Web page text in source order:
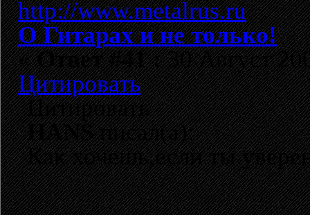
О Гитарах и не только!
«Ответ #41 :30 Август
Цитировать
Цитировать
HANSписал(а):
Как хочешь,если ты